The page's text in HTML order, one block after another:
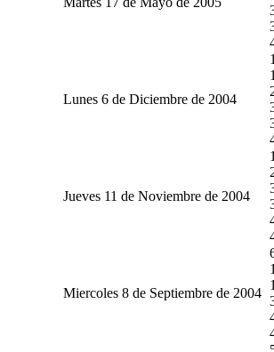
Lunes 6 de Diciembre de 2004
Jueves 11 de Noviembre de 2004
Miercoles 8 de Septiembre de 2004